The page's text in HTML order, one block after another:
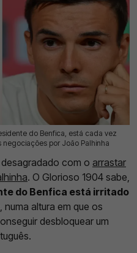
do Benfica, está cada vez
por João Palhinha
com o arrastar
. O Glorioso 1904 sabe,
do Benfica está irritado
, numa altura em que os
desbloquear um